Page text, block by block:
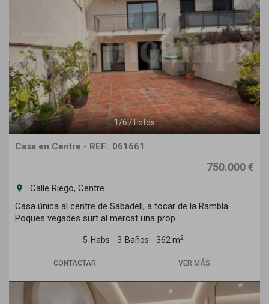
1/67Fotos
Casa en Centre - REF.: 061661
750.000 €
room
Calle Riego, Centre
Casa única al centre de Sabadell, a tocar de la Rambla.
Poques vegades surt al mercat una prop...
5 Habs 3 Baños 362 m2
CONTACTAR VER MÁS
Previous Next